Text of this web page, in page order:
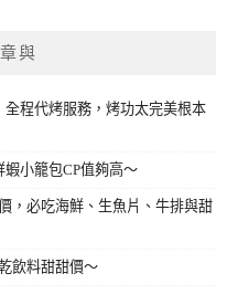
與
程代烤服務，烤功太完美根本
小籠包CP值夠高～
，必吃海鮮、生魚片、牛排與甜
飲料甜甜價～